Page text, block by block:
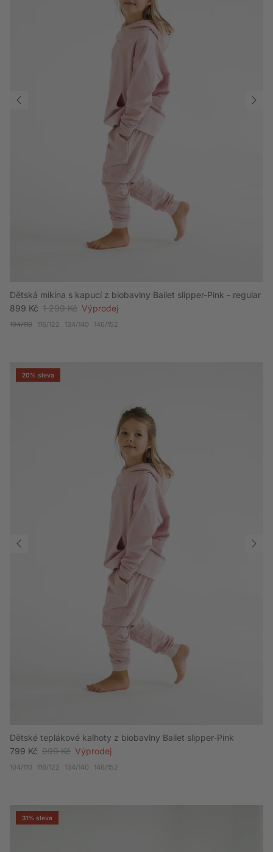
Dětská mikina s kapucí z biobavlny Bailet slipper-Pink - regular
Akční cena
899 Kč Běžná cena
1 299 Kč Výprodej
104/110 116/122 134/140 146/152
20% sleva
Dětské teplákové kalhoty z biobavlny Bailet slipper-Pink
Akční cena
799 Kč Běžná cena
999 Kč Výprodej
104/110 116/122 134/140 146/152
31% sleva